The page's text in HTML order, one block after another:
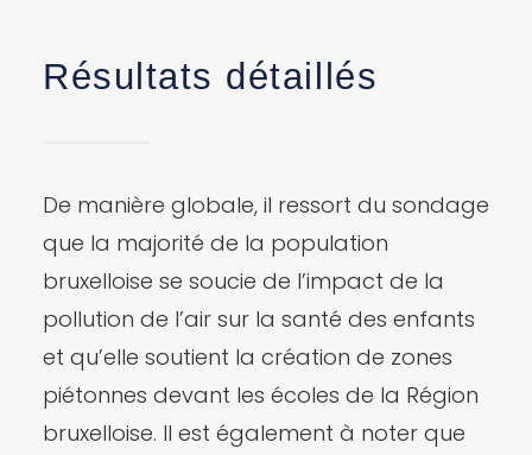
Résultats détaillés
De manière globale, il ressort du sondage
que la majorité de la population
bruxelloise se soucie de l’impact de la
pollution de l’air sur la santé des enfants
et qu’elle soutient la création de zones
piétonnes devant les écoles de la Région
bruxelloise. Il est également à noter que